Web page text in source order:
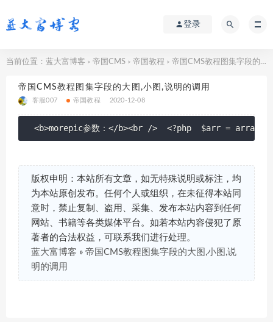
登录
当前位置： 蓝大富博客 > 帝国CMS > 帝国教程 > 帝国CMS教程图集字段的大图,小图,说明的调用
帝国CMS教程图集字段的大图,小图,说明的调用
客服007 帝国教程 2020-12-08
<b>morepic参数：</b><br />  <?php  $arr =
版权申明：本站所有文章，如无特殊说明或标注，均
为本站原创发布。任何个人或组织，在未征得本站同
意时，禁止复制、盗用、采集、发布本站内容到任何
网站、书籍等各类媒体平台。如若本站内容侵犯了原
著者的合法权益，可联系我们进行处理。
蓝大富博客 » 帝国CMS教程图集字段的大图,小图,说
明的调用